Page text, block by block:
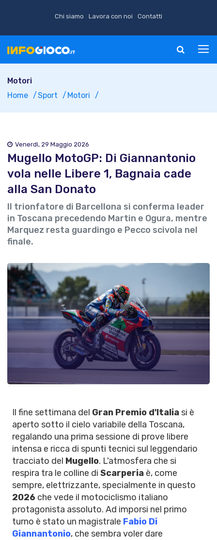
Chi siamo Lavora con noi Contatti
Motori
Home
Sport Motori
Venerdì, 29 Maggio 2026
Mugello MotoGP: Di Giannantonio
vola nelle Libere 1, Bagnaia cade
alla San Donato
Il trionfatore di Barcellona si conferma leader
in Toscana precedendo Martin e Ogura, mentre
Marquez resta guardingo e Pecco scivola nel
finale.
Il fine settimana del Gran Premio d'Italia si è
aperto sotto il cielo variabile della Toscana,
regalando una prima sessione di prove libere
intensa e ricca di spunti tecnici sul leggendario
tracciato del Mugello. L'atmosfera che si
respira tra le colline di Scarperia è, come
sempre, elettrizzante, specialmente in questo
2026 che vede il motociclismo italiano
protagonista assoluto. Ad imporsi nel primo
turno è stato un magistrale Fabio Di
Giannantonio, che sembra voler dare